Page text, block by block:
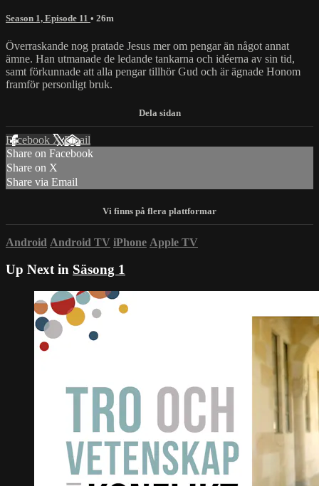
Season 1, Episode 11 • 26m
Överraskande nog pratade Jesus mer om pengar än något annat
ämne. Han utmanade de ledande tankarna och idéerna av sin tid,
samt förkunnade att alla pengar tillhör Gud och är ägnade Honom
framför personligt bruk.
Facebook XEmail
Share on Facebook
Share on X
Share via Email
Android Android TV iPhone Apple TV
Up Next in Säsong 1